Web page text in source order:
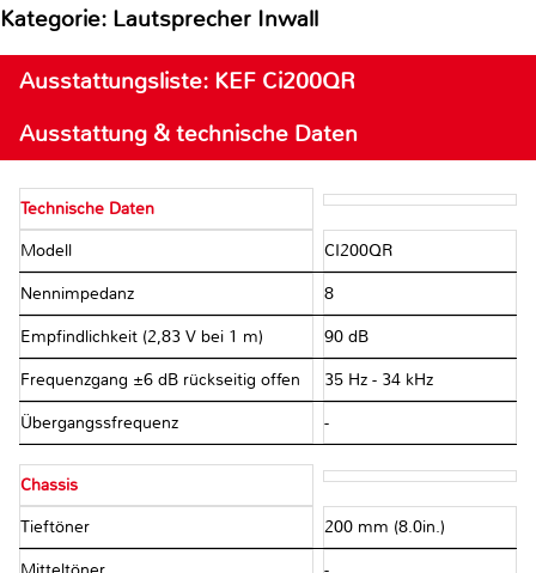
Kategorie: Lautsprecher Inwall
Ausstattungsliste: KEF Ci200QR
Ausstattung & technische Daten
Technische Daten
Modell CI200QR
Nennimpedanz 8 Ω
Empfindlichkeit (2,83 V bei 1 m) 90 dB
Frequenzgang ±6 dB rückseitig offen 35 Hz - 34 kHz
Übergangssfrequenz -
Chassis
Tieftöner 200 mm (8.0in.)